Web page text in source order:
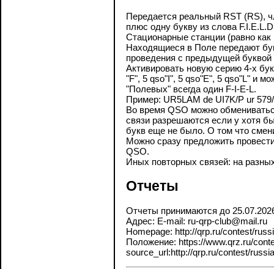
Передается реальный RST (RS),
плюс одну букву из слова
Стационарные станции (равно
Находящиеся в Поле передают
проведения c предыдущей буквой
Активировать новую серию 4-х
"F", 5 qso"I", 5 qso"E", 5 qso"L" и
"Полевых" всегда один F-I-E-L.
Пример: UR5LAM de UI7K/P ur
Во время QSO можно
связи разрешаются если у хотя
букв еще не было. О том что
Можно сразу предложить
QSO.
Иных повторных связей: на
Отчеты
Отчеты принимаются до
Адрес: E-mail: ru-qrp-club@mail.ru
Homepage: http://qrp.ru/contest/
Положение: https://www.qrz.ru/
source_url:http://qrp.ru/contest/